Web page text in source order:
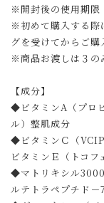
※開封後の使用期限
※初めて購入する際
グを受けてからご購
※商品お渡しは３の
【成分】
◆ビタミンA（プロ
ル）整肌成分
◆ビタミンＣ（VCIP
ビタミンＥ（トコ
◆マトリキシル3000
ルテトラペプチド－